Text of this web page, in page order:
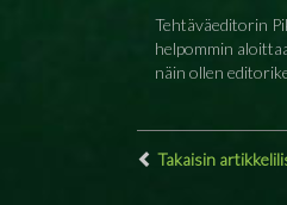
Tehtäväeditorin
helpommin
näin ollen
Takaisin